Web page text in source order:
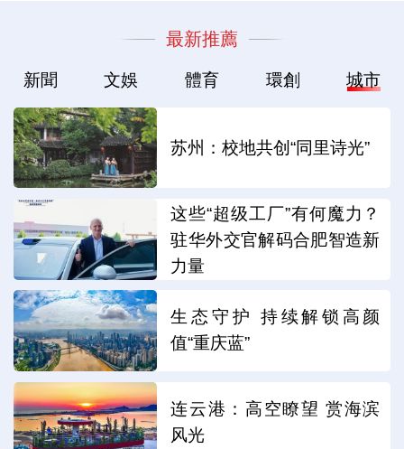
最新推薦
新聞 文娛 體育 環創 城市
苏州：校地共创“同里诗光”
这些“超级工厂”有何魔力？
驻华外交官解码合肥智造新
力量
生态守护 持续解锁高颜
值“重庆蓝”
连云港：高空瞭望 赏海滨
风光